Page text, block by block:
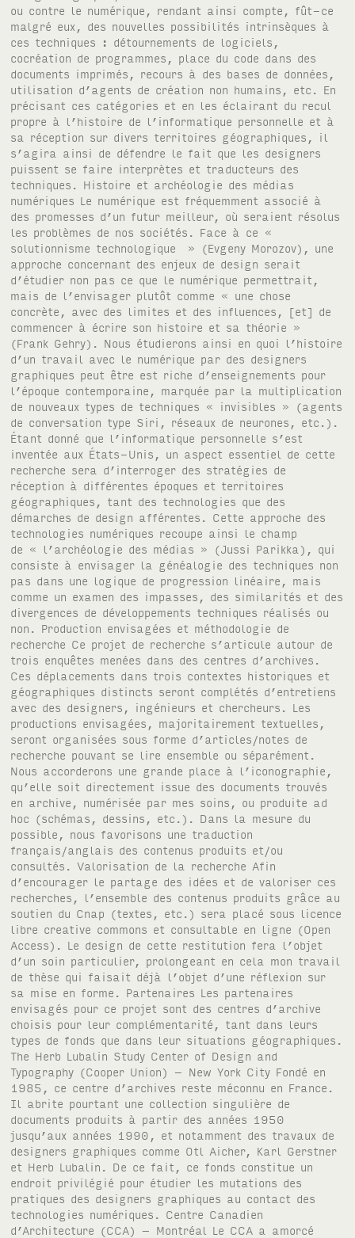
ou contre le numérique, rendant ainsi compte, fût-ce
malgré eux, des nouvelles possibilités intrinsèques à
ces techniques : détournements de logiciels,
cocréation de programmes, place du code dans des
documents imprimés, recours à des bases de données,
utilisation d’agents de création non humains, etc. En
précisant ces catégories et en les éclairant du recul
propre à l’histoire de l’informatique personnelle et à
sa réception sur divers territoires géographiques, il
s’agira ainsi de défendre le fait que les designers
puissent se faire interprètes et traducteurs des
techniques. Histoire et archéologie des médias
numériques Le numérique est fréquemment associé à
des promesses d’un futur meilleur, où seraient résolus
les problèmes de nos sociétés. Face à ce «
solutionnisme technologique » (Evgeny Morozov), une
approche concernant des enjeux de design serait
d’étudier non pas ce que le numérique permettrait,
mais de l’envisager plutôt comme « une chose
concrète, avec des limites et des influences, [et] de
commencer à écrire son histoire et sa théorie »
(Frank Gehry). Nous étudierons ainsi en quoi l’histoire
d’un travail avec le numérique par des designers
graphiques peut être est riche d’enseignements pour
l’époque contemporaine, marquée par la multiplication
de nouveaux types de techniques « invisibles » (agents
de conversation type Siri, réseaux de neurones, etc.).
Étant donné que l’informatique personnelle s’est
inventée aux États-Unis, un aspect essentiel de cette
recherche sera d’interroger des stratégies de
réception à différentes époques et territoires
géographiques, tant des technologies que des
démarches de design afférentes. Cette approche des
technologies numériques recoupe ainsi le champ
de « l’archéologie des médias » (Jussi Parikka), qui
consiste à envisager la généalogie des techniques non
pas dans une logique de progression linéaire, mais
comme un examen des impasses, des similarités et des
divergences de développements techniques réalisés ou
non. Production envisagées et méthodologie de
recherche Ce projet de recherche s’articule autour de
trois enquêtes menées dans des centres d’archives.
Ces déplacements dans trois contextes historiques et
géographiques distincts seront complétés d’entretiens
avec des designers, ingénieurs et chercheurs. Les
productions envisagées, majoritairement textuelles,
seront organisées sous forme d’articles/notes de
recherche pouvant se lire ensemble ou séparément.
Nous accorderons une grande place à l’iconographie,
qu’elle soit directement issue des documents trouvés
en archive, numérisée par mes soins, ou produite ad
hoc (schémas, dessins, etc.). Dans la mesure du
possible, nous favorisons une traduction
français/anglais des contenus produits et/ou
consultés. Valorisation de la recherche Afin
d’encourager le partage des idées et de valoriser ces
recherches, l’ensemble des contenus produits grâce au
soutien du Cnap (textes, etc.) sera placé sous licence
libre creative commons et consultable en ligne (Open
Access). Le design de cette restitution fera l’objet
d’un soin particulier, prolongeant en cela mon travail
de thèse qui faisait déjà l’objet d’une réflexion sur
sa mise en forme. Partenaires Les partenaires
envisagés pour ce projet sont des centres d’archive
choisis pour leur complémentarité, tant dans leurs
types de fonds que dans leur situations géographiques.
The Herb Lubalin Study Center of Design and
Typography (Cooper Union) – New York City Fondé en
1985, ce centre d’archives reste méconnu en France.
Il abrite pourtant une collection singulière de
documents produits à partir des années 1950
jusqu’aux années 1990, et notamment des travaux de
designers graphiques comme Otl Aicher, Karl Gerstner
et Herb Lubalin. De ce fait, ce fonds constitue un
endroit privilégié pour étudier les mutations des
pratiques des designers graphiques au contact des
technologies numériques. Centre Canadien
d’Architecture (CCA) – Montréal Le CCA a amorcé